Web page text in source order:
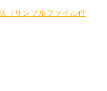
（サンプルファイル付